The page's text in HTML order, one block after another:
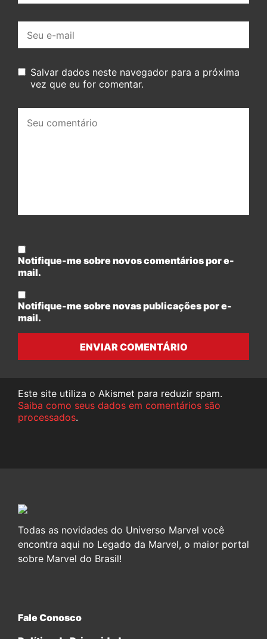
mail:
Salvar dados neste navegador para a próxima
vez que eu for comentar.
comentário:
Notifique-me sobre novos comentários por e-
mail.
Notifique-me sobre novas publicações por e-
mail.
ENVIAR COMENTÁRIO
Este site utiliza o Akismet para reduzir spam.
Saiba como seus dados em comentários são
processados.
Todas as novidades do Universo Marvel você
encontra aqui no Legado da Marvel, o maior portal
sobre Marvel do Brasil!
Fale Conosco